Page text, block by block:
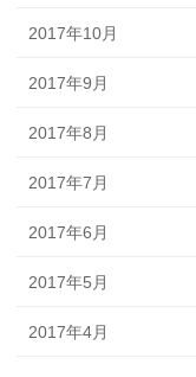
2017年10月
2017年9月
2017年8月
2017年7月
2017年6月
2017年5月
2017年4月